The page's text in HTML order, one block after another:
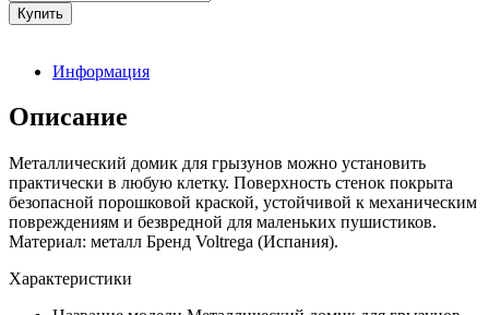
Информация
Описание
Металлический домик для грызунов можно установить
практически в любую клетку. Поверхность стенок покрыта
безопасной порошковой краской, устойчивой к механическим
повреждениям и безвредной для маленьких пушистиков.
Материал: металл Бренд Voltrega (Испания).
Характеристики